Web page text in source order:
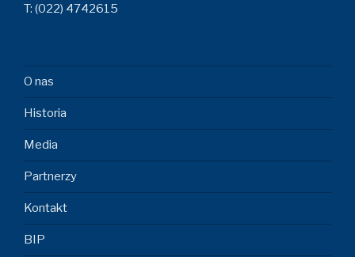
T: (022) 4742615
O nas
Historia
Media
Partnerzy
Kontakt
BIP